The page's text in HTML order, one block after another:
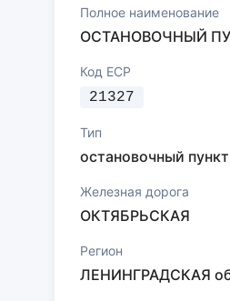
Полное наименование
ОСТАНОВОЧНЫЙ
Код ЕСР
21327
Тип
остановочный пункт
Железная дорога
ОКТЯБРЬСКАЯ
Регион
ЛЕНИНГРАДСКАЯ